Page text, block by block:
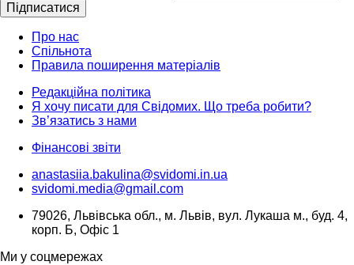
Підписатися
Про нас
Спільнота
Правила поширення матеріалів
Редакційна політика
Я хочу писати для Свідомих. Що треба робити?
Зв’язатись з нами
Фінансові звіти
anastasiia.bakulina@svidomi.in.ua
svidomi.media@gmail.com
79026, Львівська обл., м. Львів, вул. Лукаша м., буд. 4,
корп. Б, Офіс 1
Ми у соцмережах